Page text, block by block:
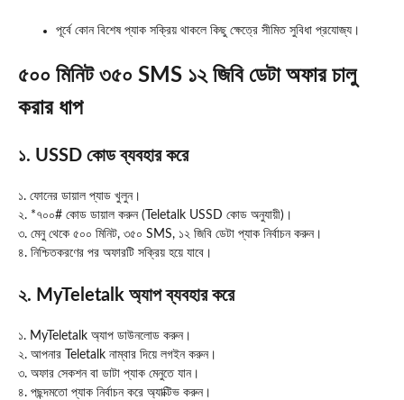
পূর্বে কোন বিশেষ প্যাক সক্রিয় থাকলে কিছু ক্ষেত্রে সীমিত সুবিধা প্রযোজ্য।
৫০০ মিনিট ৩৫০ SMS ১২ জিবি ডেটা অফার চালু
করার ধাপ
১. USSD কোড ব্যবহার করে
১. ফোনের ডায়াল প্যাড খুলুন।
২. *৭০০# কোড ডায়াল করুন (Teletalk USSD কোড অনুযায়ী)।
৩. মেনু থেকে ৫০০ মিনিট, ৩৫০ SMS, ১২ জিবি ডেটা প্যাক নির্বাচন করুন।
৪. নিশ্চিতকরণের পর অফারটি সক্রিয় হয়ে যাবে।
২. MyTeletalk অ্যাপ ব্যবহার করে
১. MyTeletalk অ্যাপ ডাউনলোড করুন।
২. আপনার Teletalk নাম্বার দিয়ে লগইন করুন।
৩. অফার সেকশন বা ডাটা প্যাক মেনুতে যান।
৪. পছন্দমতো প্যাক নির্বাচন করে অ্যাক্টিভ করুন।